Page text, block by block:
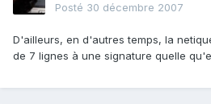
Posté 30 décembre 2007
D'ailleurs, en d'autres temps, la
de 7 lignes à une signature quelle